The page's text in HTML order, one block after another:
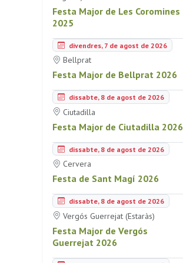
Festa Major de Les Coromines
2025
divendres, 7 de agost de 2026
Bellprat
Festa Major de Bellprat 2026
dissabte, 8 de agost de 2026
Ciutadilla
Festa Major de Ciutadilla 2026
dissabte, 8 de agost de 2026
Cervera
Festa de Sant Magí 2026
dissabte, 8 de agost de 2026
Vergós Guerrejat (Estaràs)
Festa Major de Vergós
Guerrejat 2026